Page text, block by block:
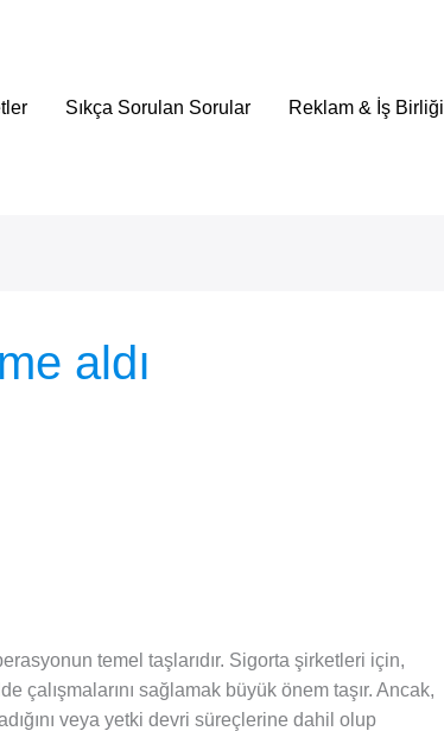
Sıkça Sorulan Sorular Reklam & İş Birliği
aldı
temel taşlarıdır. Sigorta şirketleri için,
sağlamak büyük önem taşır. Ancak,
veya yetki devri süreçlerine dahil olup